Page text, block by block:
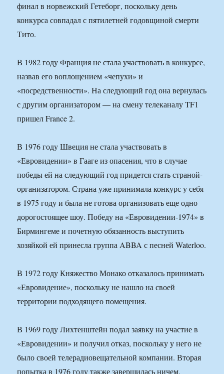
финал в норвежский Гетеборг, поскольку день
конкурса совпадал с пятилетней годовщиной смерти
Тито.
В 1982 году Франция не стала участвовать в конкурсе,
назвав его воплощением «чепухи» и
«посредственности». На следующий год она вернулась
с другим организатором — на смену телеканалу TF1
пришел France 2.
В 1976 году Швеция не стала участвовать в
«Евровидении» в Гааге из опасения, что в случае
победы ей на следующий год придется стать страной-
организатором. Страна уже принимала конкурс у себя
в 1975 году и была не готова организовать еще одно
дорогостоящее шоу. Победу на «Евровидении-1974» в
Бирмингеме и почетную обязанность выступить
хозяйкой ей принесла группа ABBA с песней Waterloo.
В 1972 году Княжество Монако отказалось принимать
«Евровидение», поскольку не нашло на своей
территории подходящего помещения.
В 1969 году Лихтенштейн подал заявку на участие в
«Евровидении» и получил отказ, поскольку у него не
было своей телерадиовещательной компании. Вторая
попытка в 1976 году также завершилась ничем.